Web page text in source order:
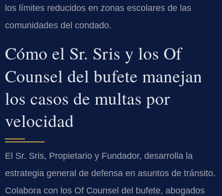
los límites reducidos en zonas escolares de las
comunidades del condado.
Cómo el Sr. Sris y los Of
Counsel del bufete manejan
los casos de multas por
velocidad
El Sr. Sris, Propietario y Fundador, desarrolla la
estrategia general de defensa en asuntos de tránsito.
Colabora con los Of Counsel del bufete, abogados